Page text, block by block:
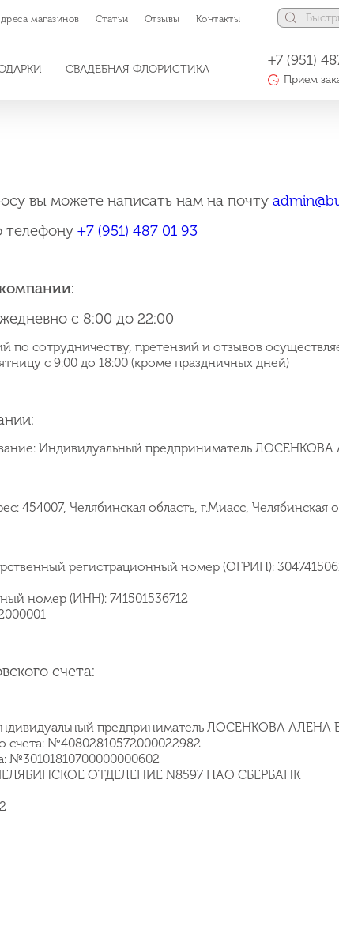
магазинов Статьи Отзывы Контакты
СВАДЕБНАЯ ФЛОРИСТИКА
+7 (951)
Прием
вы можете написать нам на почту
телефону +7 (951) 487 01 93
с 8:00 до 22:00
по сотрудничеству, претензий и отзывов
с 9:00 до 18:00 (кроме праздничных дней)
Индивидуальный предприниматель
454007, Челябинская область, г.Миасс, Челябинская
регистрационный номер (ОГРИП):
номер (ИНН): 741501536712
счета:
предприниматель ЛОСЕНКОВА АЛЕНА
счета: №40802810572000022982
№30101810700000000602
ЧЕЛЯБИНСКОЕ ОТДЕЛЕНИЕ N8597 ПАО СБЕРБАНК